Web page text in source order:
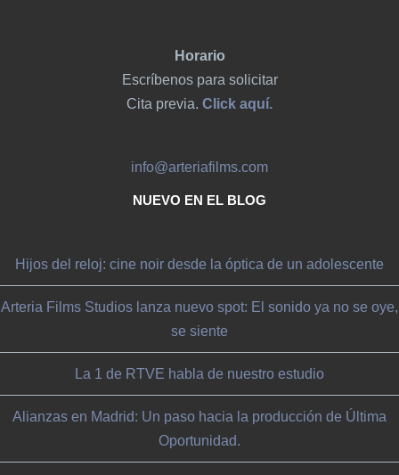
Horario
Escríbenos para solicitar
Cita previa. Click aquí.
info@arteriafilms.com
NUEVO EN EL BLOG
Hijos del reloj: cine noir desde la óptica de un adolescente
Arteria Films Studios lanza nuevo spot: El sonido ya no se oye,
se siente
La 1 de RTVE habla de nuestro estudio
Alianzas en Madrid: Un paso hacia la producción de Última
Oportunidad.